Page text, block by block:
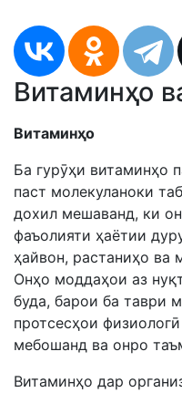
Витаминҳо
Витаминҳо
Ба гурӯҳи витаминҳо
паст молекуланоки
дохил мешаванд, ки
фаъолияти ҳаётии
ҳайвон, растаниҳо
Онҳо моддаҳои аз
буда, барои ба таври
протсесҳои
мебошанд ва онро
Витаминҳо дар